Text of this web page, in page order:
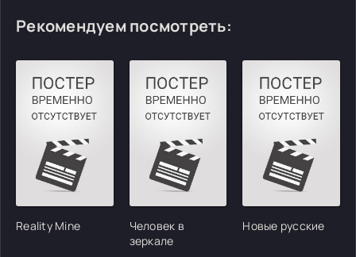
Рекомендуем посмотреть:
Reality Mine
Человек в
зеркале
Новые русские